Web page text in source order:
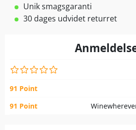
Unik smagsgaranti
30 dages udvidet returret
91 Point
91 Point